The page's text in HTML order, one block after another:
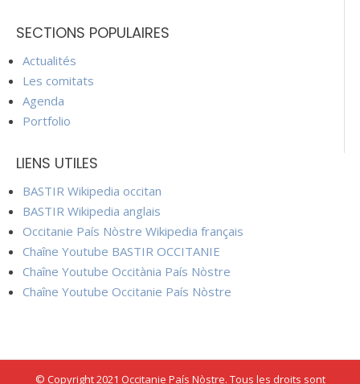
SECTIONS POPULAIRES
Actualités
Les comitats
Agenda
Portfolio
LIENS UTILES
BASTIR Wikipedia occitan
BASTIR Wikipedia anglais
Occitanie País Nòstre Wikipedia français
Chaîne Youtube BASTIR OCCITANIE
Chaîne Youtube Occitània País Nòstre
Chaîne Youtube Occitanie País Nòstre
© Copyright 2021 Occitanie País Nòstre. Tous les droits sont